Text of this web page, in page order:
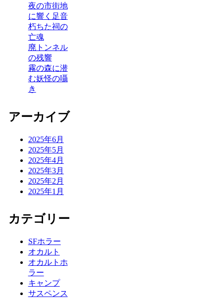
夜の市街地
に響く足音
朽ちた祠の
亡魂
廃トンネル
の残響
霧の森に潜
む妖怪の囁
き
アーカイブ
2025年6月
2025年5月
2025年4月
2025年3月
2025年2月
2025年1月
カテゴリー
SFホラー
オカルト
オカルトホ
ラー
キャンプ
サスペンス